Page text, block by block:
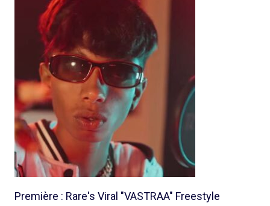
Première : Rare's Viral "VASTRAA" Freestyle